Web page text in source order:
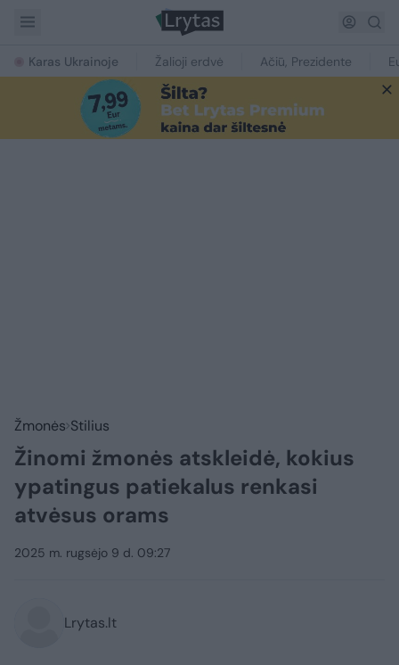
Karas Ukrainoje Žalioji erdvė Ačiū, Prezidente
Žmonės Stilius
Žinomi žmonės atskleidė, kokius
ypatingus patiekalus renkasi
atvėsus orams
2025 m. rugsėjo 9 d. 09:27
Lrytas.lt